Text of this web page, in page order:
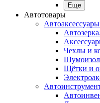
Еще
Автотовары
Автоаксессуары
Чехлы и
Щётки и